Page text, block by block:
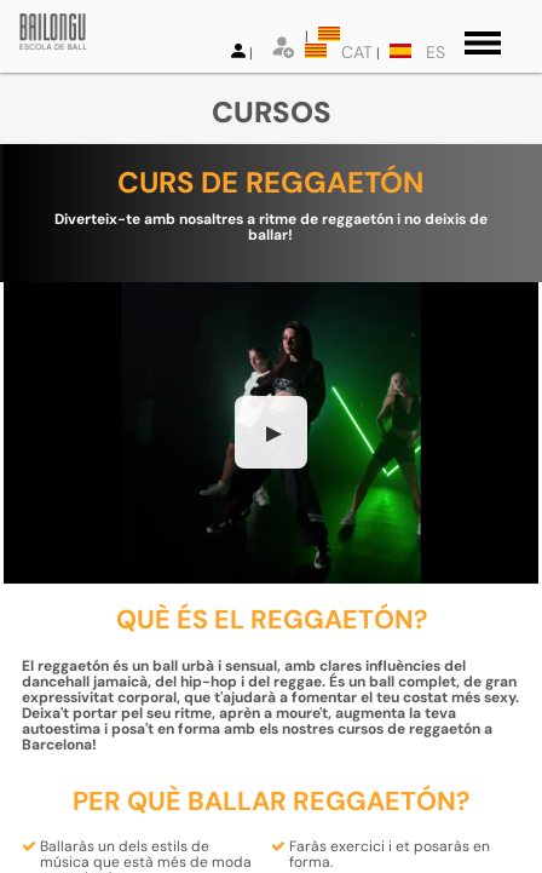
CAT ES
CURSOS
CURS DE REGGAETÓN
Diverteix-te amb nosaltres a ritme de reggaetón i no deixis de
ballar!
▶
QUÈ ÉS EL REGGAETÓN?
El reggaetón és un ball urbà i sensual, amb clares influències del
dancehall jamaicà, del hip-hop i del reggae. És un ball complet, de gran
expressivitat corporal, que t'ajudarà a fomentar el teu costat més sexy.
Deixa't portar pel seu ritme, aprèn a moure't, augmenta la teva
autoestima i posa't en forma amb els nostres cursos de reggaetón a
Barcelona!
PER QUÈ BALLAR REGGAETÓN?
Ballaràs un dels estils de
música que està més demoda
Faràsexercici i et posaràsen
forma.